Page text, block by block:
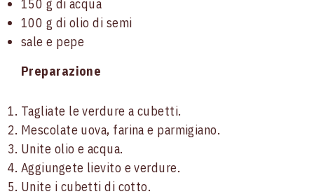
150 g di acqua
100 g di olio di semi
sale e pepe
Preparazione
Tagliate le verdure a cubetti.
Mescolate uova, farina e parmigiano.
Unite olio e acqua.
Aggiungete lievito e verdure.
Unite i cubetti di cotto.